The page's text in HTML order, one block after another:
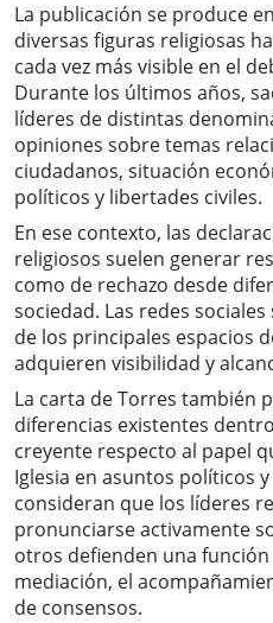
La publicación se produce
diversas figuras religiosas
cada vez más visible en el
Durante los últimos años,
líderes de distintas
opiniones sobre temas
ciudadanos, situación
políticos y libertades civiles.
En ese contexto, las
religiosos suelen generar
como de rechazo desde
sociedad. Las redes
de los principales espacios
adquieren visibilidad y
La carta de Torres también
diferencias existentes
creyente respecto al papel
Iglesia en asuntos políticos
consideran que los líderes
pronunciarse activamente
otros defienden una
mediación, el
de consensos.